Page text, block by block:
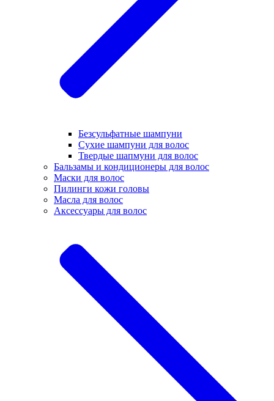
Безсульфатные шампуни
Сухие шампуни для волос
Твердые шапмуни для волос
Бальзамы и кондиционеры для волос
Маски для волос
Пилинги кожи головы
Масла для волос
Аксессуары для волос